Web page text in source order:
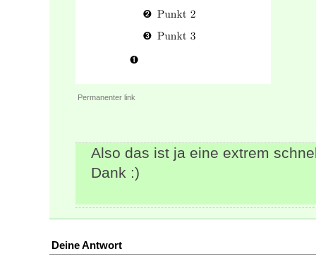
Permanenter link
Also das ist ja eine extrem
Dank :)
Deine Antwort